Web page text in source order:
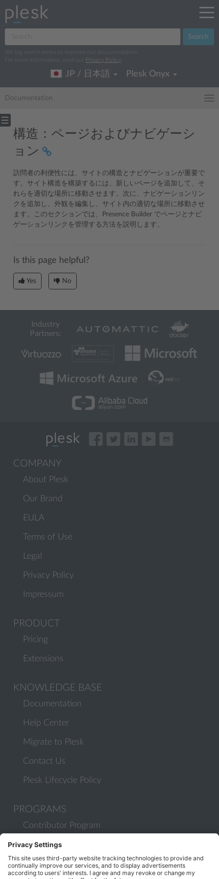
Search
We log search terms to improve our documentation.
For more information, read our
Privacy Policy
JP / 日本語 Plesk Onyx
Documentation
構造：ページおよびナビゲーシ
ョン
訪問者の利便性には、サイトの構造とナビゲーションが重要で
す。サイト構造を構築するには、新しいページを追加して、そ
れらを適切な場所に移動させます。次に、ナビゲーションリン
クを追加し、外観を編集し、サイト内の適切な場所に移動させ
ます。このセクションでは、Presence Builder でページとナビ
ゲーションリンクを管理する方法を説明します。
Is this page helpful?
Yes No
Industry
Partners:
COMPANY
About Plesk
Our Brand
EULA
Terms of Use
Legal
Privacy Policy
Impressum
PRODUCT
Pricing
Extensions
KNOWLEDGE BASE
Documentation
Help Center
Migrate to Plesk
Contact Us
Plesk Lifecycle Policy
PROGRAMS
Contributor Program
Partner Program
COMMUNITY